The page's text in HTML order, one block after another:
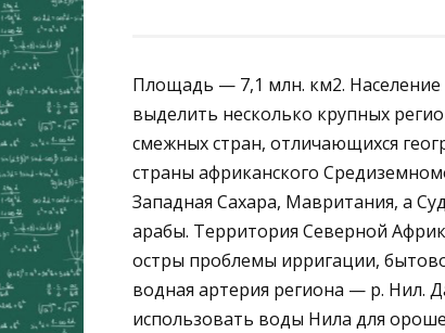
Площадь — 7,1 млн. км2.
выделить несколько крупных
смежных стран, отличающихся
страны африканского
Западная Сахара, Мавритания, а
арабы. Территория Северной
остры проблемы ирригации,
водная артерия региона — р. Нил.
использовать воды Нила для